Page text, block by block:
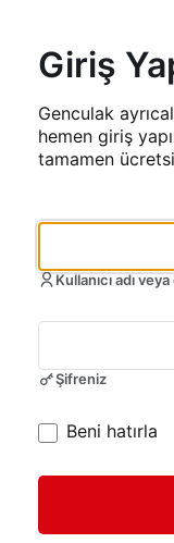
Giriş
Genculak
hemen giriş
tamamen
Kullanıcı adı
Şifreniz
Beni hatırla